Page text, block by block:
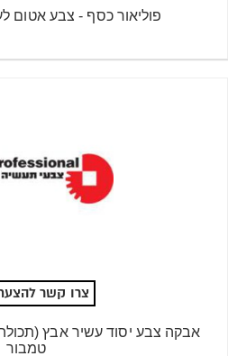
פוליאור כסף - צבע אטום
צרו קשר
טמבור